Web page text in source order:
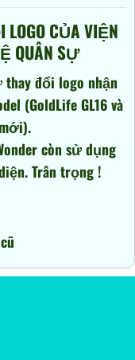
LOGO CỦA VIỆN
QUÂN SỰ
thay đổi logo nhận
(GoldLife GL16 và
còn sử dụng
Trân trọng !